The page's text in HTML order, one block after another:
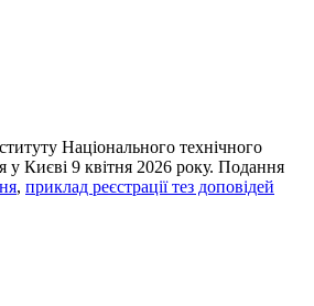
Національного технічного
у Києві 9 квітня 2026 року. Подання
, приклад реєстрації тез доповідей